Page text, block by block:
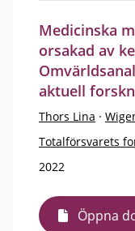
Medicinska
orsakad av
aktuell
Thors Lina ·
Totalförsvarets
2022
Öppna